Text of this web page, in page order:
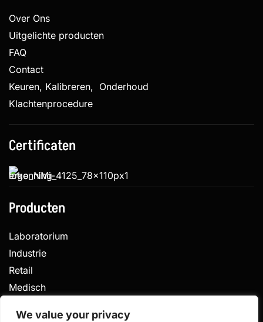
We value your privacy
Over Ons
Uitgelichte producten
FAQ
Contact
Keuren, Kalibreren, Onderhoud
Klachtenprocedure
Certificaten
Producten
Laboratorium
Industrie
Retail
Medisch